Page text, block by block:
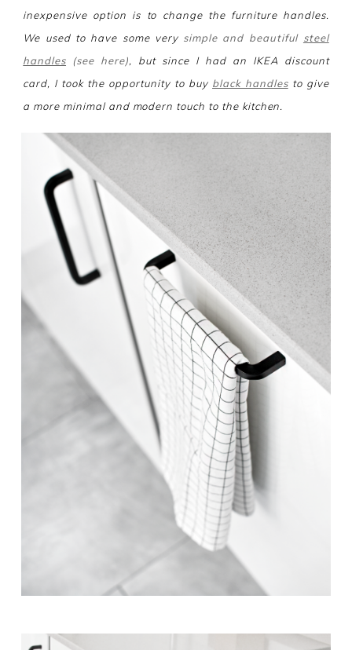
inexpensive option is to change the furniture handles.
We used to have some very simple and beautiful steel
handles (see here), but since I had an IKEA discount
card, I took the opportunity to buy black handlesto give
a more minimal and modern touch to the kitchen.